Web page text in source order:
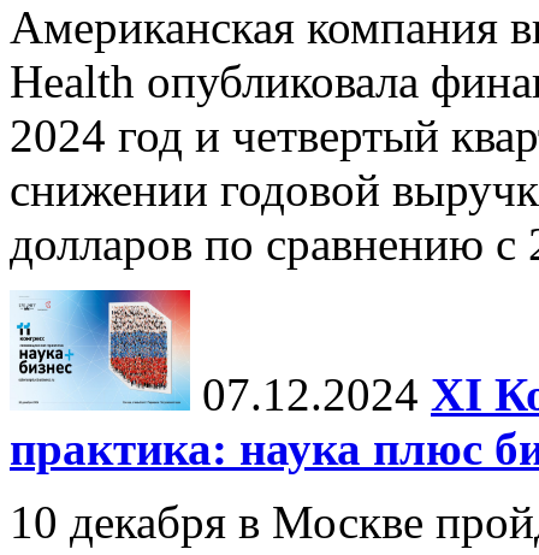
Американская компания
Health опубликовала
2024 год и четвертый
снижении годовой
долларов по сравнению с
07.12.2024 ХI
практика: наука плюс
10 декабря в Москве